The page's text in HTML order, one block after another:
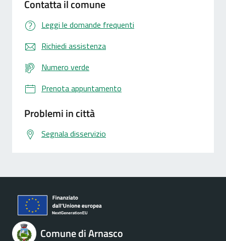
Contatta il comune
Leggi le domande frequenti
Richiedi assistenza
Numero verde
Prenota appuntamento
Problemi in città
Segnala disservizio
Comune di Arnasco